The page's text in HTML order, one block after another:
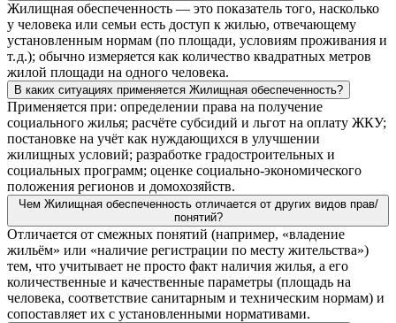
Жилищная обеспеченность — это показатель того, насколько
у человека или семьи есть доступ к жилью, отвечающему
установленным нормам (по площади, условиям проживания и
т. д.); обычно измеряется как количество квадратных метров
жилой площади на одного человека.
В каких ситуациях применяется Жилищная обеспеченность?
Применяется при: определении права на получение
социального жилья; расчёте субсидий и льгот на оплату ЖКУ;
постановке на учёт как нуждающихся в улучшении
жилищных условий; разработке градостроительных и
социальных программ; оценке социально‑экономического
положения регионов и домохозяйств.
Чем Жилищная обеспеченность отличается от других видов прав/
понятий?
Отличается от смежных понятий (например, «владение
жильём» или «наличие регистрации по месту жительства»)
тем, что учитывает не просто факт наличия жилья, а его
количественные и качественные параметры (площадь на
человека, соответствие санитарным и техническим нормам) и
сопоставляет их с установленными нормативами.